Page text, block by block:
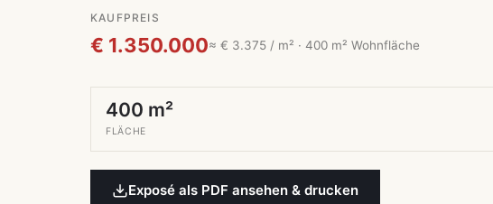
KAUFPREIS
€ 1.350.000≈ € 3.375 / m² · 400 m² Wohnfläche
400 m²
FLÄCHE
Exposé als PDF ansehen & drucken